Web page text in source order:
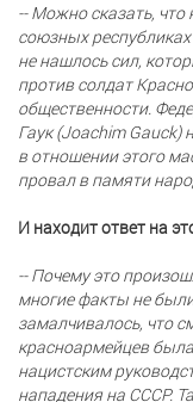
-- Можно сказать,
союзных
не нашлось сил,
против солдат
общественности.
Гаук (Joachim Gauck)
в отношении этого
провал в памяти
И находит ответ на
-- Почему это
многие факты не
замалчивалось, что
красноармейцев
нацистским
нападения на СССР.